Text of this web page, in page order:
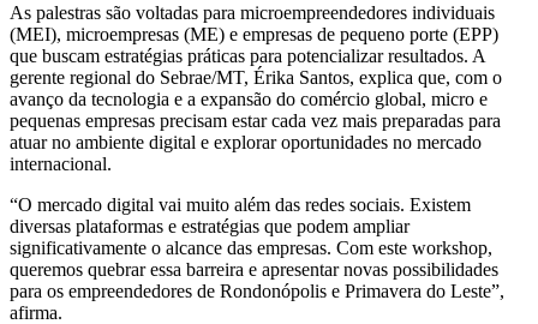
As palestras são voltadas para microempreendedores individuais
(MEI), microempresas (ME) e empresas de pequeno porte (EPP)
que buscam estratégias práticas para potencializar resultados. A
gerente regional do Sebrae/MT, Érika Santos, explica que, com o
avanço da tecnologia e a expansão do comércio global, micro e
pequenas empresas precisam estar cada vez mais preparadas para
atuar no ambiente digital e explorar oportunidades no mercado
internacional.
“O mercado digital vai muito além das redes sociais. Existem
diversas plataformas e estratégias que podem ampliar
significativamente o alcance das empresas. Com este workshop,
queremos quebrar essa barreira e apresentar novas possibilidades
para os empreendedores de Rondonópolis e Primavera do Leste”,
afirma.